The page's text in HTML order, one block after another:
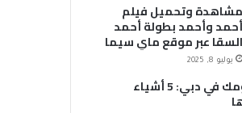
مشاهدة وتحميل فيلم
أحمد وأحمد بطولة أحمد
السقا عبر موقع ماي سيما
MyCima (وي سيما WeCima)
يوليو 8, 2025
كيف تفرش غرفة نومك في دبي: 5 أشياء